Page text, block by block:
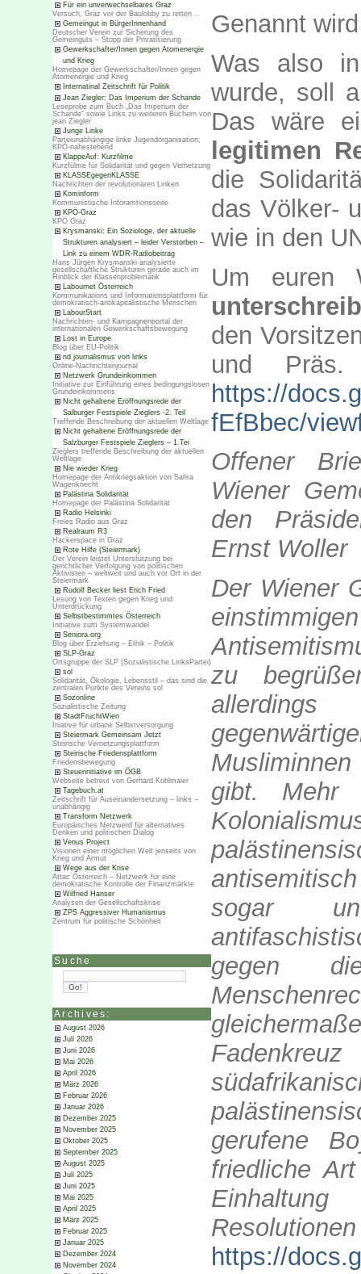
Für ein unverwechselbares Graz
Versuch, Graz vor der Baulobby zu retten ..
Gemeingut in BürgerInnenhand
Deutscher Verein zur Sicherung des
Gemeinguts – Stopp der Privatisierung
Gewerkschafter/Innen gegen Atomenergie
und Krieg
Homepage der Gewerkschafter/Innen gegen
Atomenergie und Krieg
Internatinal Zeitschrift für Politik
Jean Ziegler: Das Imperium der Schande
Leseprobe zum Buch „Das Imperium der
Schande“ sowie Links zu weiteren Büchern von
jean Ziegler
Junge Linke
Parteiunabhängige linke Jugendorganisation;
KPÖ-nahestehend
KlappeAuf: Kurzfilme
Kurzfülme für Solidarität und gegen Verhetzung
KLASSEgegenKLASSE
Nachrichten der revolutionären Linken
Kominform
Kommunistische Inforamtionsseite
KPÖ-Graz
KPÖ Graz
Krysmanski: Ein Soziologe, der aktuelle
Strukturen analysiert – leider Verstorben –
Link zu einem WDR-Radiobeitrag
Hans Jürgen Krysmanski analysierte
gesellschaftliche Strukturen gerade auch im
Hinblick der Klassenproblematik
Labournet Österreich
Kommunikations und Informationsplattform für
demokratisch-antikapitalistische Menschen
LabourStart
Nachrichten- und Kampagnenportal der
internationalen Gewerkschaftsbewegung
Lost in Europe
Blog über EU-Politik
nd journalismus von links
Online-Nachrichtenjournal
Netzwerk Grundeinkommen
Initiative zur Einführung eines bedingungslosen
Grundeinkommens
Nicht gehaltene Eröffnungsrede der
Salburger Festspiele Zieglers -2. Teil
Treffende Beschreibung der aktuellen Weltlage
Nicht gehaltene Eröffnungsrede der
Salzburger Festspiele Zieglers – 1.Tei
Zieglers treffende Beschreibung der aktuellen
Weltlage
Nie wieder Krieg
Homepage der Antikriegsaktion von Sahra
Wagenknecht
Palästina Solidarität
Homepage der Palästina Solidarität
Radio Helsinki
Freies Radio aus Graz
Realraum R3
Hackerspace in Graz
Rote Hilfe (Steiermark)
Der Verein leistet Unterstützung bei
gerichtlicher Verfolgung von politischen
Aktivisten – weltweit und auch vor Ort in der
Steiermark
Rudolf Becker liest Erich Fried
Lesung von Texten gegen Krieg und
Unterdrückung
Selbstbestimmtes Österreich
Initiative zum Systemwandel
Seniora.org
Blog über Erziehung – Ethik – Politik
SLP-Graz
Ortsgruppe der SLP (Sozialistische LinksPartei)
sol
Solidarität, Ökologie, Lebensstil – das sind die
zentralen Punkte des Vereins sol
Sozonline
Sozialistische Zeitung
StadtFruchtWien
Iniative für urbane Selbstversorgung
Steiermark Gemeinsam Jetzt
Steirische Vernetzungsplattform
Steirische Friedensplattform
Friedensbewegung
Steuerinitiative im ÖGB
Webseite betreut von Gerhard Kohlmaier
Tagebuch.at
Zeitschrift für Auseinandersetzung – links –
unabhängig
Transform Netzwerk
Europäisches Netzwerd für alternatives
Denken und politischen Dialog
Venus Project
Visionen einer möglichen Welt jenseits von
Krieg und Armut
Wege aus der Krise
Attac Österreich – Netzwerk für eine
demokratische Kontrolle der Finanzmärkte
Wilfried Hanser
Analysen der Gesellschaftskrise
ZPS Aggressiver Humanismus
Zentrum für politische Schönheit
Suche
Archives:
August 2026
Juli 2026
Juni 2026
Mai 2026
April 2026
März 2026
Februar 2026
Januar 2026
Dezember 2025
November 2025
Oktober 2025
September 2025
August 2025
Juli 2025
Juni 2025
Mai 2025
April 2025
März 2025
Februar 2025
Januar 2025
Dezember 2024
November 2024
Genannt
Was also
wurde, soll
Das wäre
legitimen
die
das Völker-
wie in den
Um euren
den
und
https://
fEfBbec/
Offener
Wiener
den
Ernst Woller
Der Wiener
zu
gibt. Mehr
sogar
gegen
gerufene
friedliche
https://